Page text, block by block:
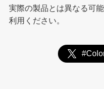
実際の製品とは異なる可
利用ください。